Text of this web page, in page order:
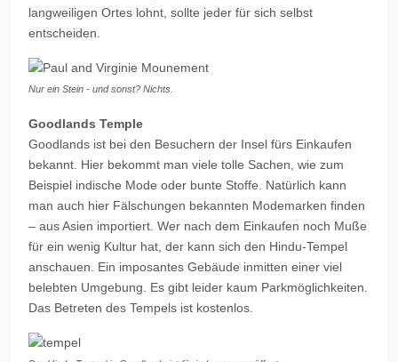
langweiligen Ortes lohnt, sollte jeder für sich selbst
entscheiden.
Nur ein Stein - und sonst? Nichts.
Goodlands Temple
Goodlands ist bei den Besuchern der Insel fürs Einkaufen
bekannt. Hier bekommt man viele tolle Sachen, wie zum
Beispiel indische Mode oder bunte Stoffe. Natürlich kann
man auch hier Fälschungen bekannten Modemarken finden
– aus Asien importiert. Wer nach dem Einkaufen noch Muße
für ein wenig Kultur hat, der kann sich den Hindu-Tempel
anschauen. Ein imposantes Gebäude inmitten einer viel
belebten Umgebung. Es gibt leider kaum Parkmöglichkeiten.
Das Betreten des Tempels ist kostenlos.